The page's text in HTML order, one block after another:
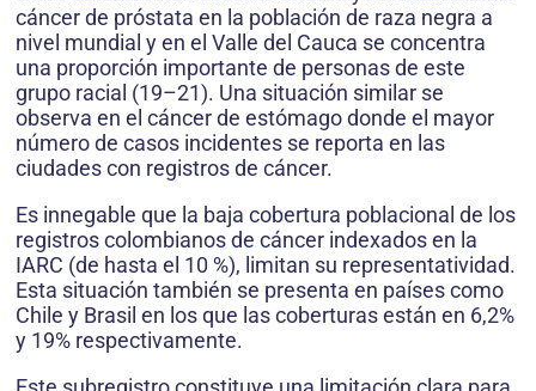
cáncer de próstata en la población de raza negra a
nivel mundial y en el Valle del Cauca se concentra
una proporción importante de personas de este
grupo racial (19–21). Una situación similar se
observa en el cáncer de estómago donde el mayor
número de casos incidentes se reporta en las
ciudades con registros de cáncer.
Es innegable que la baja cobertura poblacional de los
registros colombianos de cáncer indexados en la
IARC (de hasta el 10 %), limitan su representatividad.
Esta situación también se presenta en países como
Chile y Brasil en los que las coberturas están en 6,2%
y 19% respectivamente.